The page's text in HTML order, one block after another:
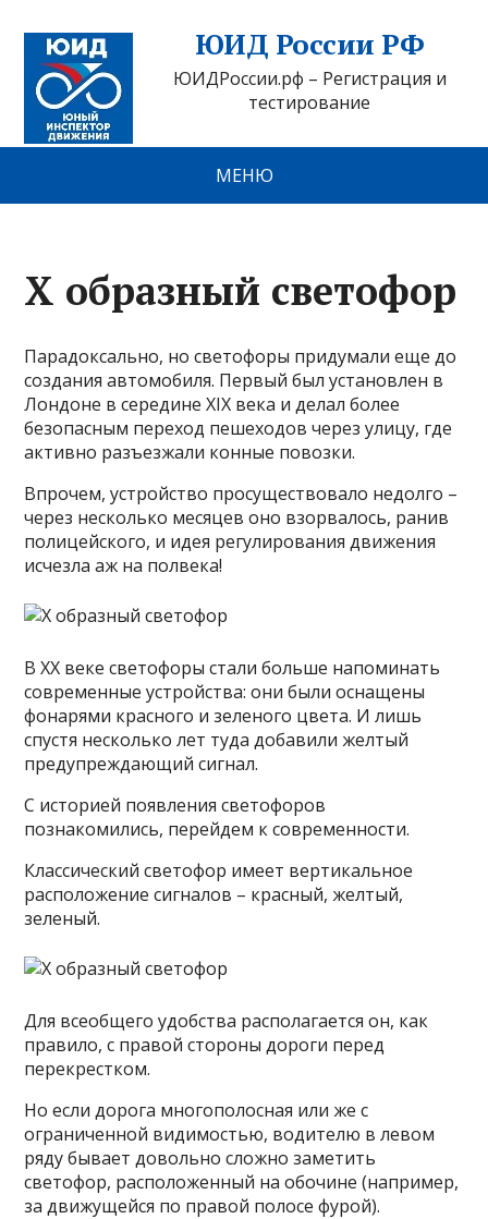
ЮИД России РФ
ЮИДРоссии.рф – Регистрация и
тестирование
МЕНЮ
X образный светофор
Парадоксально, но светофоры придумали еще до
создания автомобиля. Первый был установлен в
Лондоне в середине XIX века и делал более
безопасным переход пешеходов через улицу, где
активно разъезжали конные повозки.
Впрочем, устройство просуществовало недолго –
через несколько месяцев оно взорвалось, ранив
полицейского, и идея регулирования движения
исчезла аж на полвека!
В XX веке светофоры стали больше напоминать
современные устройства: они были оснащены
фонарями красного и зеленого цвета. И лишь
спустя несколько лет туда добавили желтый
предупреждающий сигнал.
С историей появления светофоров
познакомились, перейдем к современности.
Классический светофор имеет вертикальное
расположение сигналов – красный, желтый,
зеленый.
Для всеобщего удобства располагается он, как
правило, с правой стороны дороги перед
перекрестком.
Но если дорога многополосная или же с
ограниченной видимостью, водителю в левом
ряду бывает довольно сложно заметить
светофор, расположенный на обочине (например,
за движущейся по правой полосе фурой).